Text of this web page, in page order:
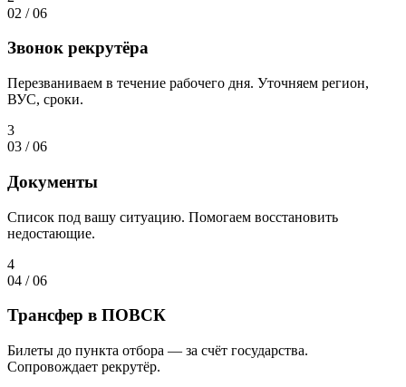
02 /06
Звонок рекрутёра
Перезваниваем в течение рабочего дня. Уточняем регион,
ВУС, сроки.
3
03 /06
Документы
Список под вашу ситуацию. Помогаем восстановить
недостающие.
4
04 /06
Трансфер в ПОВСК
Билеты до пункта отбора — за счёт государства.
Сопровождает рекрутёр.